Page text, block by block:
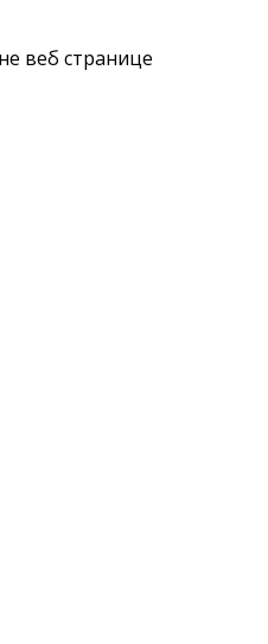
веб странице